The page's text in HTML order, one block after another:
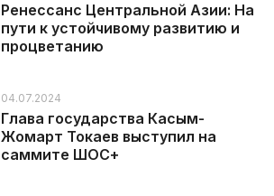
Ренессанс Центральной Азии: На
пути к устойчивому развитию и
процветанию
04.07.2024
Глава государства Касым-
Жомарт Токаев выступил на
саммите ШОС+